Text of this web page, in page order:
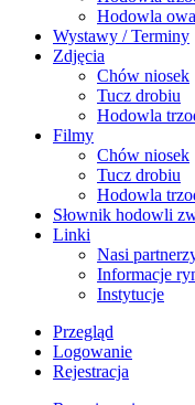
Hodowla
Wystawy / Terminy
Zdjęcia
Chów niosek
Tucz drobiu
Hodowla
Filmy
Chów niosek
Tucz drobiu
Hodowla
Słownik hodowli
Linki
Nasi
Informacje
Instytucje
Przegląd
Logowanie
Rejestracja